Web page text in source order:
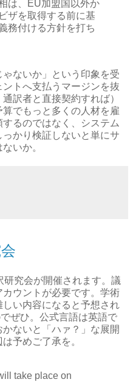
は、EU加盟国以外か
ザを取得する前に基
務付ける方針を打ち
ないか」という印象を受
トへ支払うマージンを抜
訳者と直接契約すれば）
でもっと多くの人材を雇
るのではなく、システム
かり検証しないと単にサ
いか。
究会が開催されます。議
ウントが必要です。学術
い内容になると予想され
ぜひ。公式言語は英語で
ないと「ハァ？」な展開
予めご了承を。
take place on